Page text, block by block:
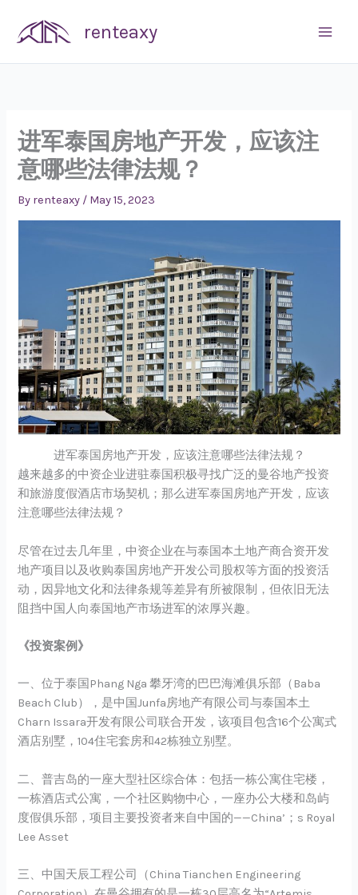
content
renteaxy
进军泰国房地产开发，应该注
意哪些法律法规？
By renteaxy / May 15, 2023
进军泰国房地产开发，应该注意哪些法律法规？
越来越多的中资企业进驻泰国积极寻找广泛的曼谷地产投资
和旅游度假酒店市场契机；那么进军泰国房地产开发，应该
注意哪些法律法规？
尽管在过去几年里，中资企业在与泰国本土地产商合资开发
地产项目以及收购泰国房地产开发公司股权等方面的投资活
动，因异地文化和法律条规等差异有所被限制，但依旧无法
阻挡中国人向泰国地产市场进军的浓厚兴趣。
《投资案例》
一、位于泰国Phang Nga 攀牙湾的巴巴海滩俱乐部（Baba
Beach Club），是中国Junfa房地产有限公司与泰国本土
Charn Issara开发有限公司联合开发，该项目包含16个公寓式
酒店别墅，104住宅套房和42栋独立别墅。
二、普吉岛的一座大型社区综合体：包括一栋公寓住宅楼，
一栋酒店式公寓，一个社区购物中心，一座办公大楼和岛屿
度假俱乐部，项目主要投资者来自中国的——China’；s Royal
Lee Asset
三、中国天辰工程公司（China Tianchen Engineering